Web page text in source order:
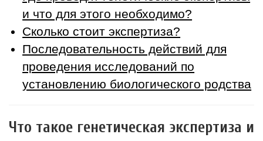
и что для этого необходимо?
Сколько стоит экспертиза?
Последовательность действий для
проведения исследований по
установлению биологического родства
Что такое генетическая экспертиза и